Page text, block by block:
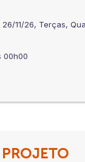
11/26, Terças,
00h00